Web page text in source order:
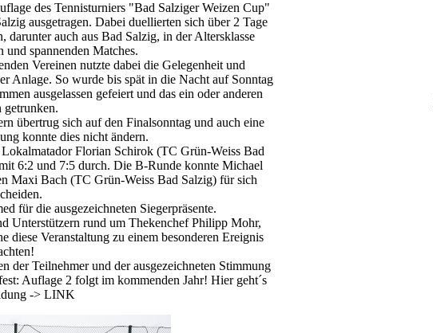
des Tennisturniers "Bad Salziger Weizen Cup"
ausgetragen. Dabei duellierten sich über 2 Tage
darunter auch aus Bad Salzig, in der Altersklasse
und spannenden Matches.
Vereinen nutzte dabei die Gelegenheit und
Anlage. So wurde bis spät in die Nacht auf Sonntag
ausgelassen gefeiert und das ein oder anderen
getrunken.
übertrug sich auf den Finalsonntag und auch eine
konnte dies nicht ändern.
Florian Schirok (TC Grün-Weiss Bad
6:2 und 7:5 durch. Die B-Runde konnte Michael
Maxi Bach (TC Grün-Weiss Bad Salzig) für sich
für die ausgezeichneten Siegerpräsente.
Unterstützern rund um Thekenchef Philipp Mohr,
diese Veranstaltung zu einem besonderen Ereignis
Teilnehmer und der ausgezeichneten Stimmung
Auflage 2 folgt im kommenden Jahr! Hier geht´s
-> LINK